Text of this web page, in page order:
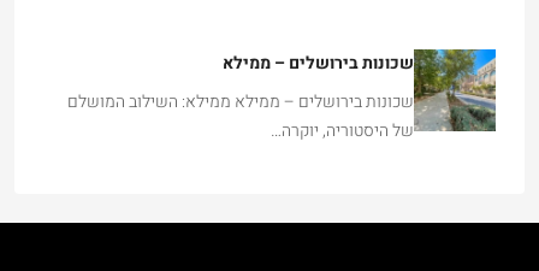
שכונות בירושלים – ממילא
שכונות בירושלים – ממילא ממילא: השילוב המושלם
של היסטוריה, יוקרה…